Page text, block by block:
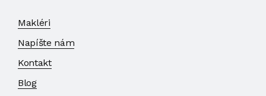
Makléri
Napíšte nám
Kontakt
Blog